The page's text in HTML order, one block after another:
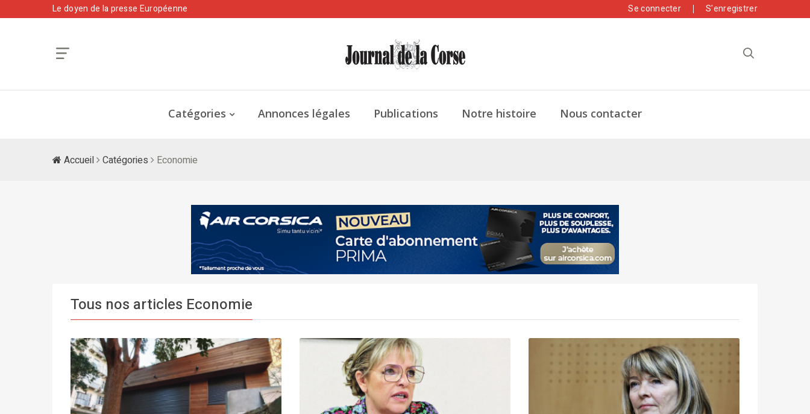
Le doyen de la presse Européenne Se connecter S'enregistrer
Catégories Annonces légales Publications Notre histoire Nous contacter
Accueil Catégories Economie
Tous nos articles Economie